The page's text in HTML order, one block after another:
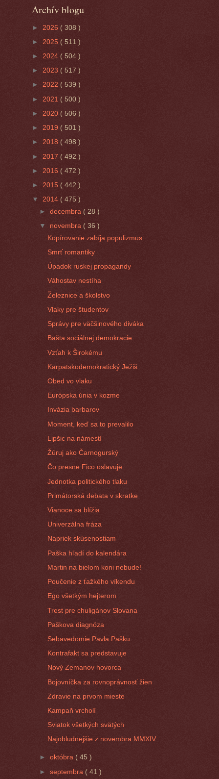
Archív blogu
► 2026 ( 308 )
► 2025 ( 511 )
► 2024 ( 504 )
► 2023 ( 517 )
► 2022 ( 539 )
► 2021 ( 500 )
► 2020 ( 506 )
► 2019 ( 501 )
► 2018 ( 498 )
► 2017 ( 492 )
► 2016 ( 472 )
► 2015 ( 442 )
▼ 2014 ( 475 )
►decembra ( 28 )
▼ novembra ( 36 )
Kopírovanie zabíja populizmus
Smrť romantiky
Úpadok ruskej propagandy
Váhostav nestíha
Železnice a školstvo
Vlaky pre študentov
Správy pre väčšinového diváka
Bašta sociálnej demokracie
Vzťah k Širokému
Karpatskodemokratický Ježiš
Obed vo vlaku
Európska únia v kozme
Invázia barbarov
Moment, keď sa to prevalilo
Lipšic na námestí
Žúruj ako Čarnogurský
Čo presne Fico oslavuje
Jednotka politického tlaku
Primátorská debata v skratke
Vianoce sa blížia
Univerzálna fráza
Napriek skúsenostiam
Paška hľadí do kalendára
Martin na bielom koni nebude!
Poučenie z ťažkého víkendu
Ego všetkým hejterom
Trest pre chuligánov Slovana
Paškova diagnóza
Sebavedomie Pavla Pašku
Kontrafakt sa predstavuje
Nový Zemanov hovorca
Bojovníčka za rovnoprávnosť žien
Zdravie na prvom mieste
Kampaň vrcholí
Sviatok všetkých svätých
Najobludnejšie z novembra MMXIV.
►októbra ( 45 )
►septembra ( 41 )